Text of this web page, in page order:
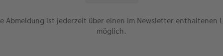
Abmeldung ist jederzeit über einen im Newsletter enthaltenen
möglich.